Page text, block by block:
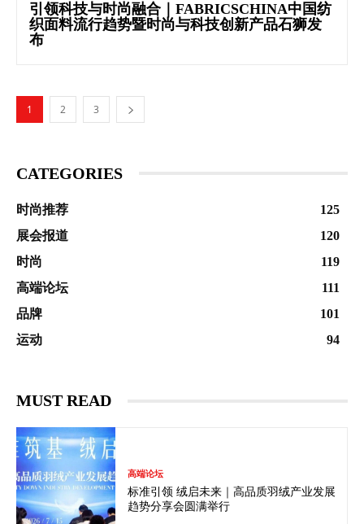
引领科技与时尚融合｜FABRICSCHINA中国纺
织面料流行趋势暨时尚与科技创新产品石狮发
布
1 2 3
CATEGORIES
时尚推荐
125
展会报道
120
时尚
119
高端论坛
111
品牌
101
运动
94
MUST READ
高端论坛
标准引领 绒启未来｜高品质羽绒产业发展
趋势分享会圆满举行